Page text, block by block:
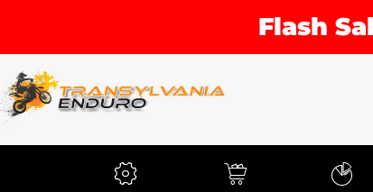
Flash